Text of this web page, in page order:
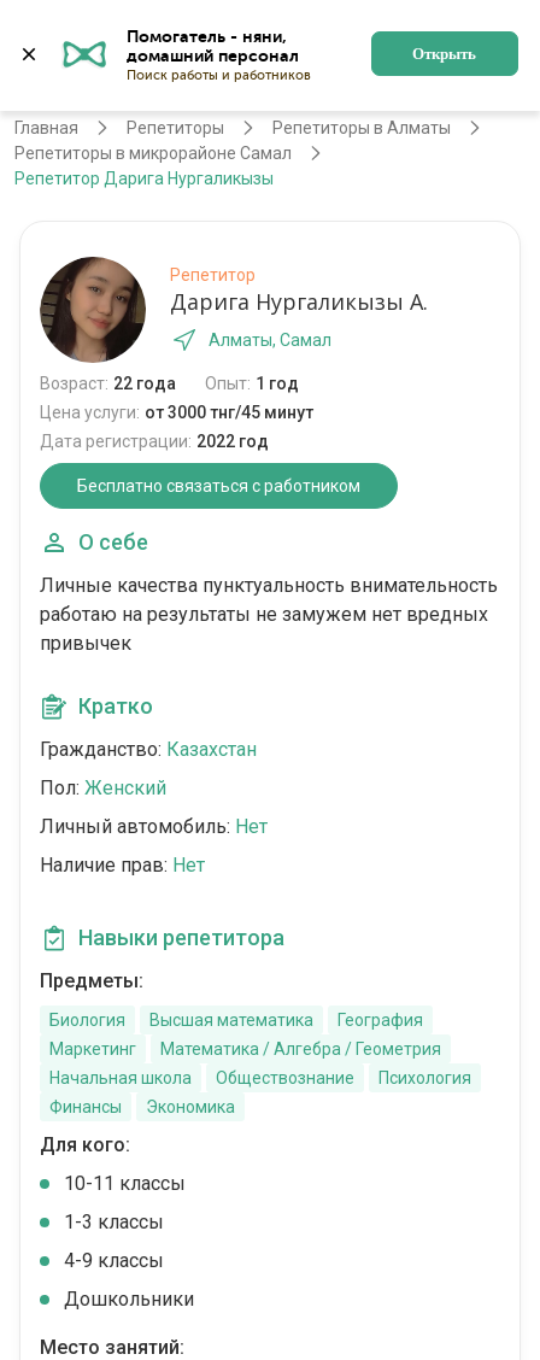
Помогатель - няни,
Поиск работы и работников
Открыть
Алматы Регистрация
Главная Репетиторы
Репетиторы в Алматы
Репетиторы в микрорайоне Самал
Репетитор Дарига Нургаликызы
Репетитор
Дарига Нургаликызы А.
Алматы, Самал
Возраст: 22 года Опыт: 1 год
Цена услуги: от 3000 тнг/45 минут
Дата регистрации: 2022 год
Бесплатно связаться с работником
О себе
Личные качества пунктуальность внимательность
работаю на результаты не замужем нет вредных
привычек
Кратко
Гражданство: Казахстан
Пол: Женский
Личный автомобиль: Нет
Наличие прав: Нет
Навыки репетитора
Предметы:
Биология Высшая математика
География
Маркетинг
Математика / Алгебра / Геометрия
Начальная школа
Обществознание
Психология
Финансы
Экономика
Для кого:
10-11 классы
1-3 классы
4-9 классы
Дошкольники
Место занятий: